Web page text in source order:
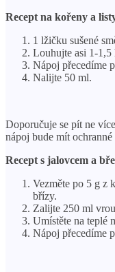
Recept na kořeny a
1 lžičku sušené
Louhujte asi 1-1,5
Nápoj přecedíme
Nalijte 50 ml.
Doporučuje se pít ne
nápoj bude mít
Recept s jalovcem a
Vezměte po 5 g z
břízy.
Zalijte 250 ml
Umístěte na teplé
Nápoj přecedíme